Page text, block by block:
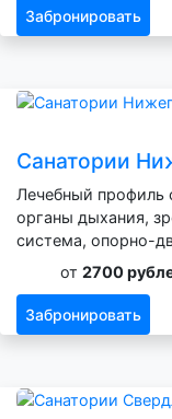
Забронировать
Санатории
Лечебный профиль
органы дыхания,
система, опорно-
от 2700
Забронировать